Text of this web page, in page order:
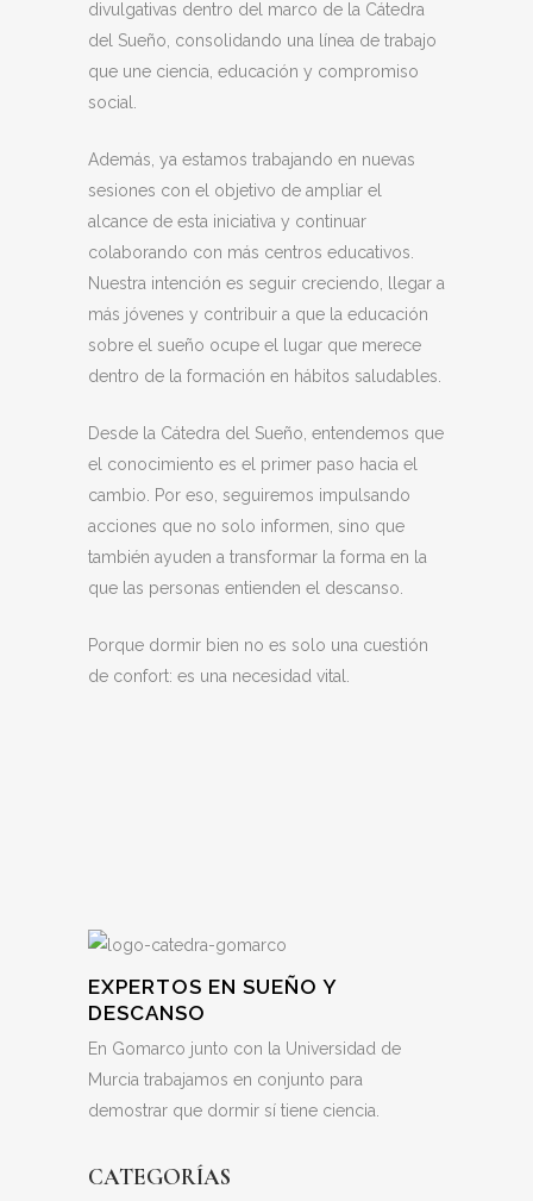
divulgativas dentro del marco de la Cátedra
del Sueño, consolidando una línea de trabajo
que une ciencia, educación y compromiso
social.
Además, ya estamos trabajando en nuevas
sesiones con el objetivo de ampliar el
alcance de esta iniciativa y continuar
colaborando con más centros educativos.
Nuestra intención es seguir creciendo, llegar a
más jóvenes y contribuir a que la educación
sobre el sueño ocupe el lugar que merece
dentro de la formación en hábitos saludables.
Desde la Cátedra del Sueño, entendemos que
el conocimiento es el primer paso hacia el
cambio. Por eso, seguiremos impulsando
acciones que no solo informen, sino que
también ayuden a transformar la forma en la
que las personas entienden el descanso.
Porque dormir bien no es solo una cuestión
de confort: es una necesidad vital.
EXPERTOS EN SUEÑO Y
DESCANSO
En Gomarco junto con la Universidad de
Murcia trabajamos en conjunto para
demostrar que dormir sí tiene ciencia.
CATEGORÍAS